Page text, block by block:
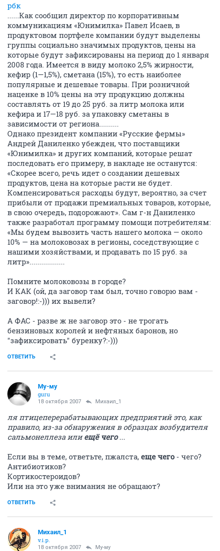
рбк
......Как сообщил директор по корпоративным
коммуникациям «Юнимилка» Павел Исаев, в
продуктовом портфеле компании будут выделены
группы социально значимых продуктов, цены на
которые будут зафиксированы на период до 1 января
2008 года. Имеется в виду молоко 2,5% жирности,
кефир (1—1,5%), сметана (15%), то есть наиболее
популярные и дешевые товары. При розничной
наценке в 10% цены на эту продукцию должны
составлять от 19 до 25 руб. за литр молока или
кефира и 17—18 руб. за упаковку сметаны в
зависимости от региона..........
Однако президент компании «Русские фермы»
Андрей Даниленко убежден, что поставщики
«Юнимилка» и других компаний, которые решат
последовать его примеру, в накладе не останутся:
«Скорее всего, речь идет о создании дешевых
продуктов, цена на которые расти не будет.
Компенсироваться расходы будут, вероятно, за счет
прибыли от продажи премиальных товаров, которые,
в свою очередь, подорожают». Сам г-н Даниленко
также разработал программу помощи потребителям:
«Мы будем вывозить часть нашего молока — около
10% — на молоковозах в регионы, соседствующие с
нашими хозяйствами, и продавать по 15 руб. за
литр»..................
Помните молоковозы в городе?
И КАК (ой, да заговор там был, точно говорю вам -
заговор!:-))) их вывели?
А ФАС - разве ж не заговор это - не трогать
бензиновых королей и нефтяных баронов, но
"зафиксировать" буренку?:-)))
ОТВЕТИТЬ
Му-му
guru
18 октября 2007 Михаил_1
ля птицеперерабатывающих предприятий это, как
правило, из-за обнаружения в образцах возбудителя
сальмонеллеза илиещё чего...
Если вы в теме, ответьте, пжалста, еще чего- чего?
Антибиотиков?
Кортикостероидов?
Или на это уже внимания не обращают?
ОТВЕТИТЬ
Михаил_1
v.i.p.
18 октября 2007 Му-му